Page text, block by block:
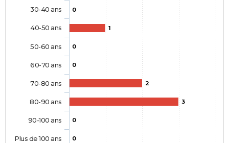
0
1
0
0
2
3
0
0
30-40 ans
40-50 ans
50-60 ans
60-70 ans
70-80 ans
80-90 ans
90-100 ans
Plus de 100 ans